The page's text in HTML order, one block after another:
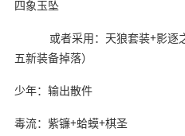
四象玉坠
或者采用：天狼套装+影逐之
五新装备掉落）
少年：输出散件
毒流：紫镰+蛤蟆+棋圣